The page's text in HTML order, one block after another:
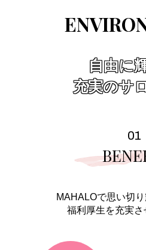
自由に
充実のサ
01
MAHALOで思い切り
福利厚生を充実さ